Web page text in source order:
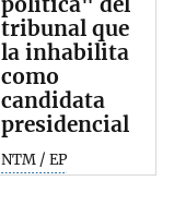
tribunal que
la inhabilita
como
candidata
presidencial
NTM / EP